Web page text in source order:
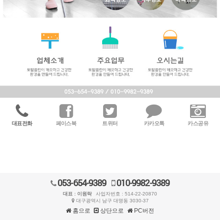
대표전화 페이스북 트위터 카카오톡 카스공유
053-654-9389 010-9982-9389
대표 : 이원락
사업자번호 : 514-22-20870
대구광역시 남구 대명동 3030-37
홈으로 상단으로 PC버전